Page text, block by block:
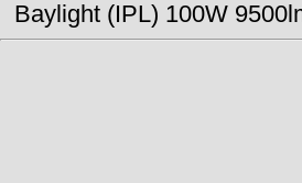
Baylight (IPL) 100W